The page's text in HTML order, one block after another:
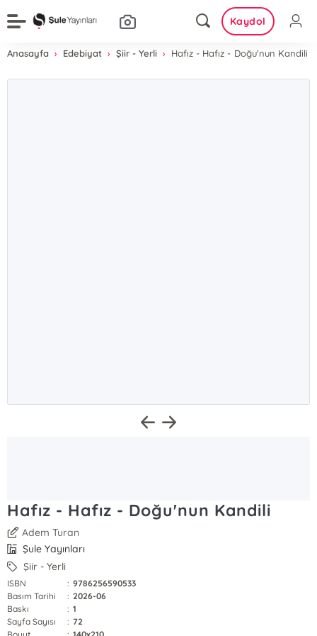
Kaydol
Anasayfa Edebiyat Şiir - Yerli Hafız - Hafız - Doğu'nun Kandili
Hafız - Hafız - Doğu'nun Kandili
Adem Turan
Şule Yayınları
Şiir - Yerli
ISBN : 9786256590533
Basım Tarihi
: 2026-06
Baskı
: 1
Sayfa Sayısı
: 72